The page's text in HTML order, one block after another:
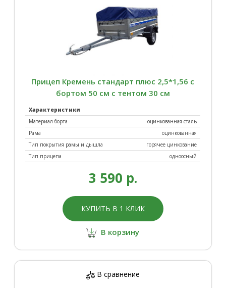
Прицеп Кремень стандарт плюс 2,5*1,56 с
бортом 50 см с тентом 30 см
Характеристики
Материал борта
оцинкованная сталь
Рама
оцинкованная
Тип покрытия рамы и дышла
горячее цинкование
Тип прицепа
одноосный
3 590 р.
КУПИТЬ В 1 КЛИК
В корзину
В сравнение